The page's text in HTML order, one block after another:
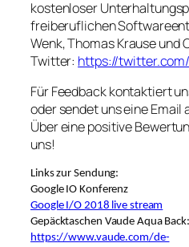
kostenloser
freiberuflichen
Wenk, Thomas Krause und
Twitter: https://
Für Feedback kontaktiert
oder sendet uns eine Email
Über eine positive
uns!
Links zur Sendung:
Google IO Konferenz
Google I/O 2018 live stream
Gepäcktaschen Vaude Aqua Back:
https://www.vaude.com/de-